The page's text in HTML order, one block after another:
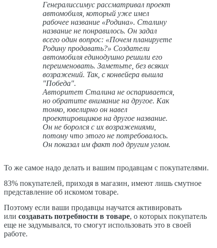
Генералиссимус рассматривал проект
автомобиля, который уже имел
рабочее название «Родина». Сталину
название не понравилось. Он задал
всего один вопрос: «Почем планируете
Родину продавать?» Создатели
автомобиля единодушно решили его
переименовать. Заметьте, без всяких
возражений. Так, с конвейера вышла
"Победа".
Авторитет Сталина не оспаривается,
но обратите внимание на другое. Как
тонко, ювелирно он навел
проектировщиков на другое название.
Он не боролся с их возражениями,
потому что этого не потребовалось.
Он показал им факт под другим углом.
То же самое надо делать и вашим продавцам с покупателями.
83% покупателей, приходя в магазин, имеют лишь смутное
представление об искомом товаре.
Поэтому если ваши продавцы научатся активировать
или создавать потребности в товаре, о которых покупатель
еще не задумывался, то смогут использовать это в своей
работе.